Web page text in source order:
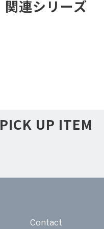
関連シリーズ
PICK UP ITEM
Contact